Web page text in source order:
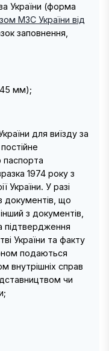
України (форма
МЗС України від
заповнення,
45 мм);
для виїзду за
паспорта
1974 року з
України. У разі
документів, що
з документів,
підтвердження
України та факту
подаються
внутрішніх справ
чи